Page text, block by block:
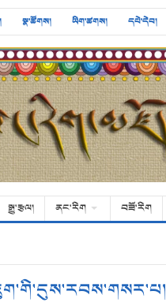
སྣ་ཚོགས། ཡིག་ཚགས། དཔེ་དེབ།
སྒྱུ་རྩལ། ནང་རིག བཟོ་རིག